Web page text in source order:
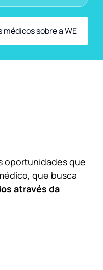
sobre a WE
oportunidades que
que busca
através da